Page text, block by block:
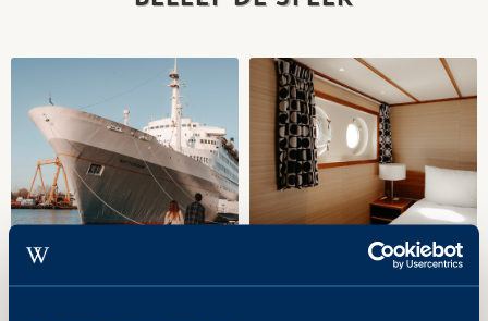
reserveringsafdeling graag een op maat
reserveringen@ssrotterdam.nl